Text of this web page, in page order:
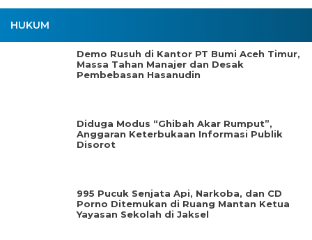
HUKUM
Demo Rusuh di Kantor PT Bumi Aceh Timur,
Massa Tahan Manajer dan Desak
Pembebasan Hasanudin
Diduga Modus “Ghibah Akar Rumput”,
Anggaran Keterbukaan Informasi Publik
Disorot
995 Pucuk Senjata Api, Narkoba, dan CD
Porno Ditemukan di Ruang Mantan Ketua
Yayasan Sekolah di Jaksel